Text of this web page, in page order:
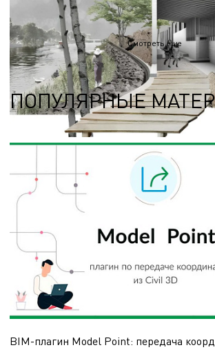
Смотреть еще
ПОПУЛЯРНЫЕ
BIM-плагин Model Point: передача